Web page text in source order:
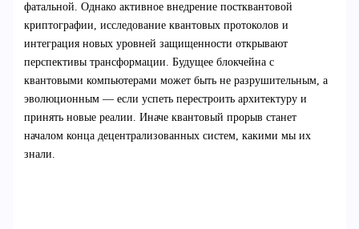
фатальной. Однако активное внедрение постквантовой
криптографии, исследование квантовых протоколов и
интеграция новых уровней защищенности открывают
перспективы трансформации. Будущее блокчейна с
квантовыми компьютерами может быть не разрушительным, а
эволюционным — если успеть перестроить архитектуру и
принять новые реалии. Иначе квантовый прорыв станет
началом конца децентрализованных систем, какими мы их
знали.